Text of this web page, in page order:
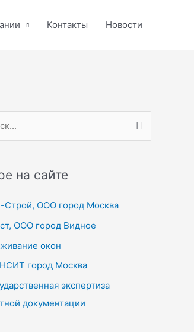
Контакты Новости
на сайте
Строй, OOO город Москва
ООО город Видное
окон
город Москва
экспертиза
документации